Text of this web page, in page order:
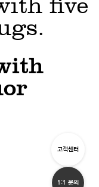
고객센터
1:1 문의